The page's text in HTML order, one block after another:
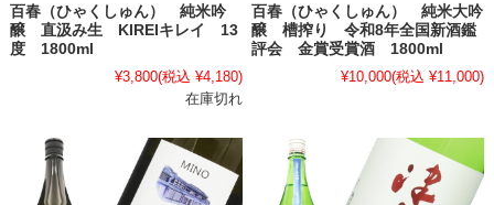
百春（ひゃくしゅん） 純米吟
醸 直汲み生 KIREIキレイ 13
度 1800ml
¥3,800(税込 ¥4,180)
在庫切れ
百春（ひゃくしゅん） 純米大吟
醸 槽搾り 令和8年全国新酒鑑
評会 金賞受賞酒 1800ml
¥10,000(税込 ¥11,000)